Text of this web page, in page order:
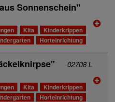
Sonnenschein"
Kita
Kinderkrippen
Horteinrichtung
02708 L
Kita
Kinderkrippen
Horteinrichtung